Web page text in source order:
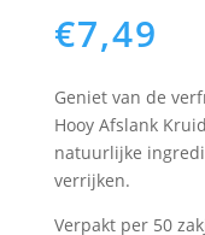
€7,49
Geniet van de
Hooy Afslank
natuurlijke
verrijken.
Verpakt per 50